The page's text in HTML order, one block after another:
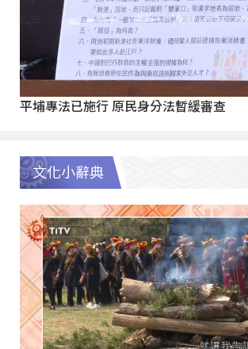
平埔專法已施行 原民身分法暫緩審查
文化小辭典